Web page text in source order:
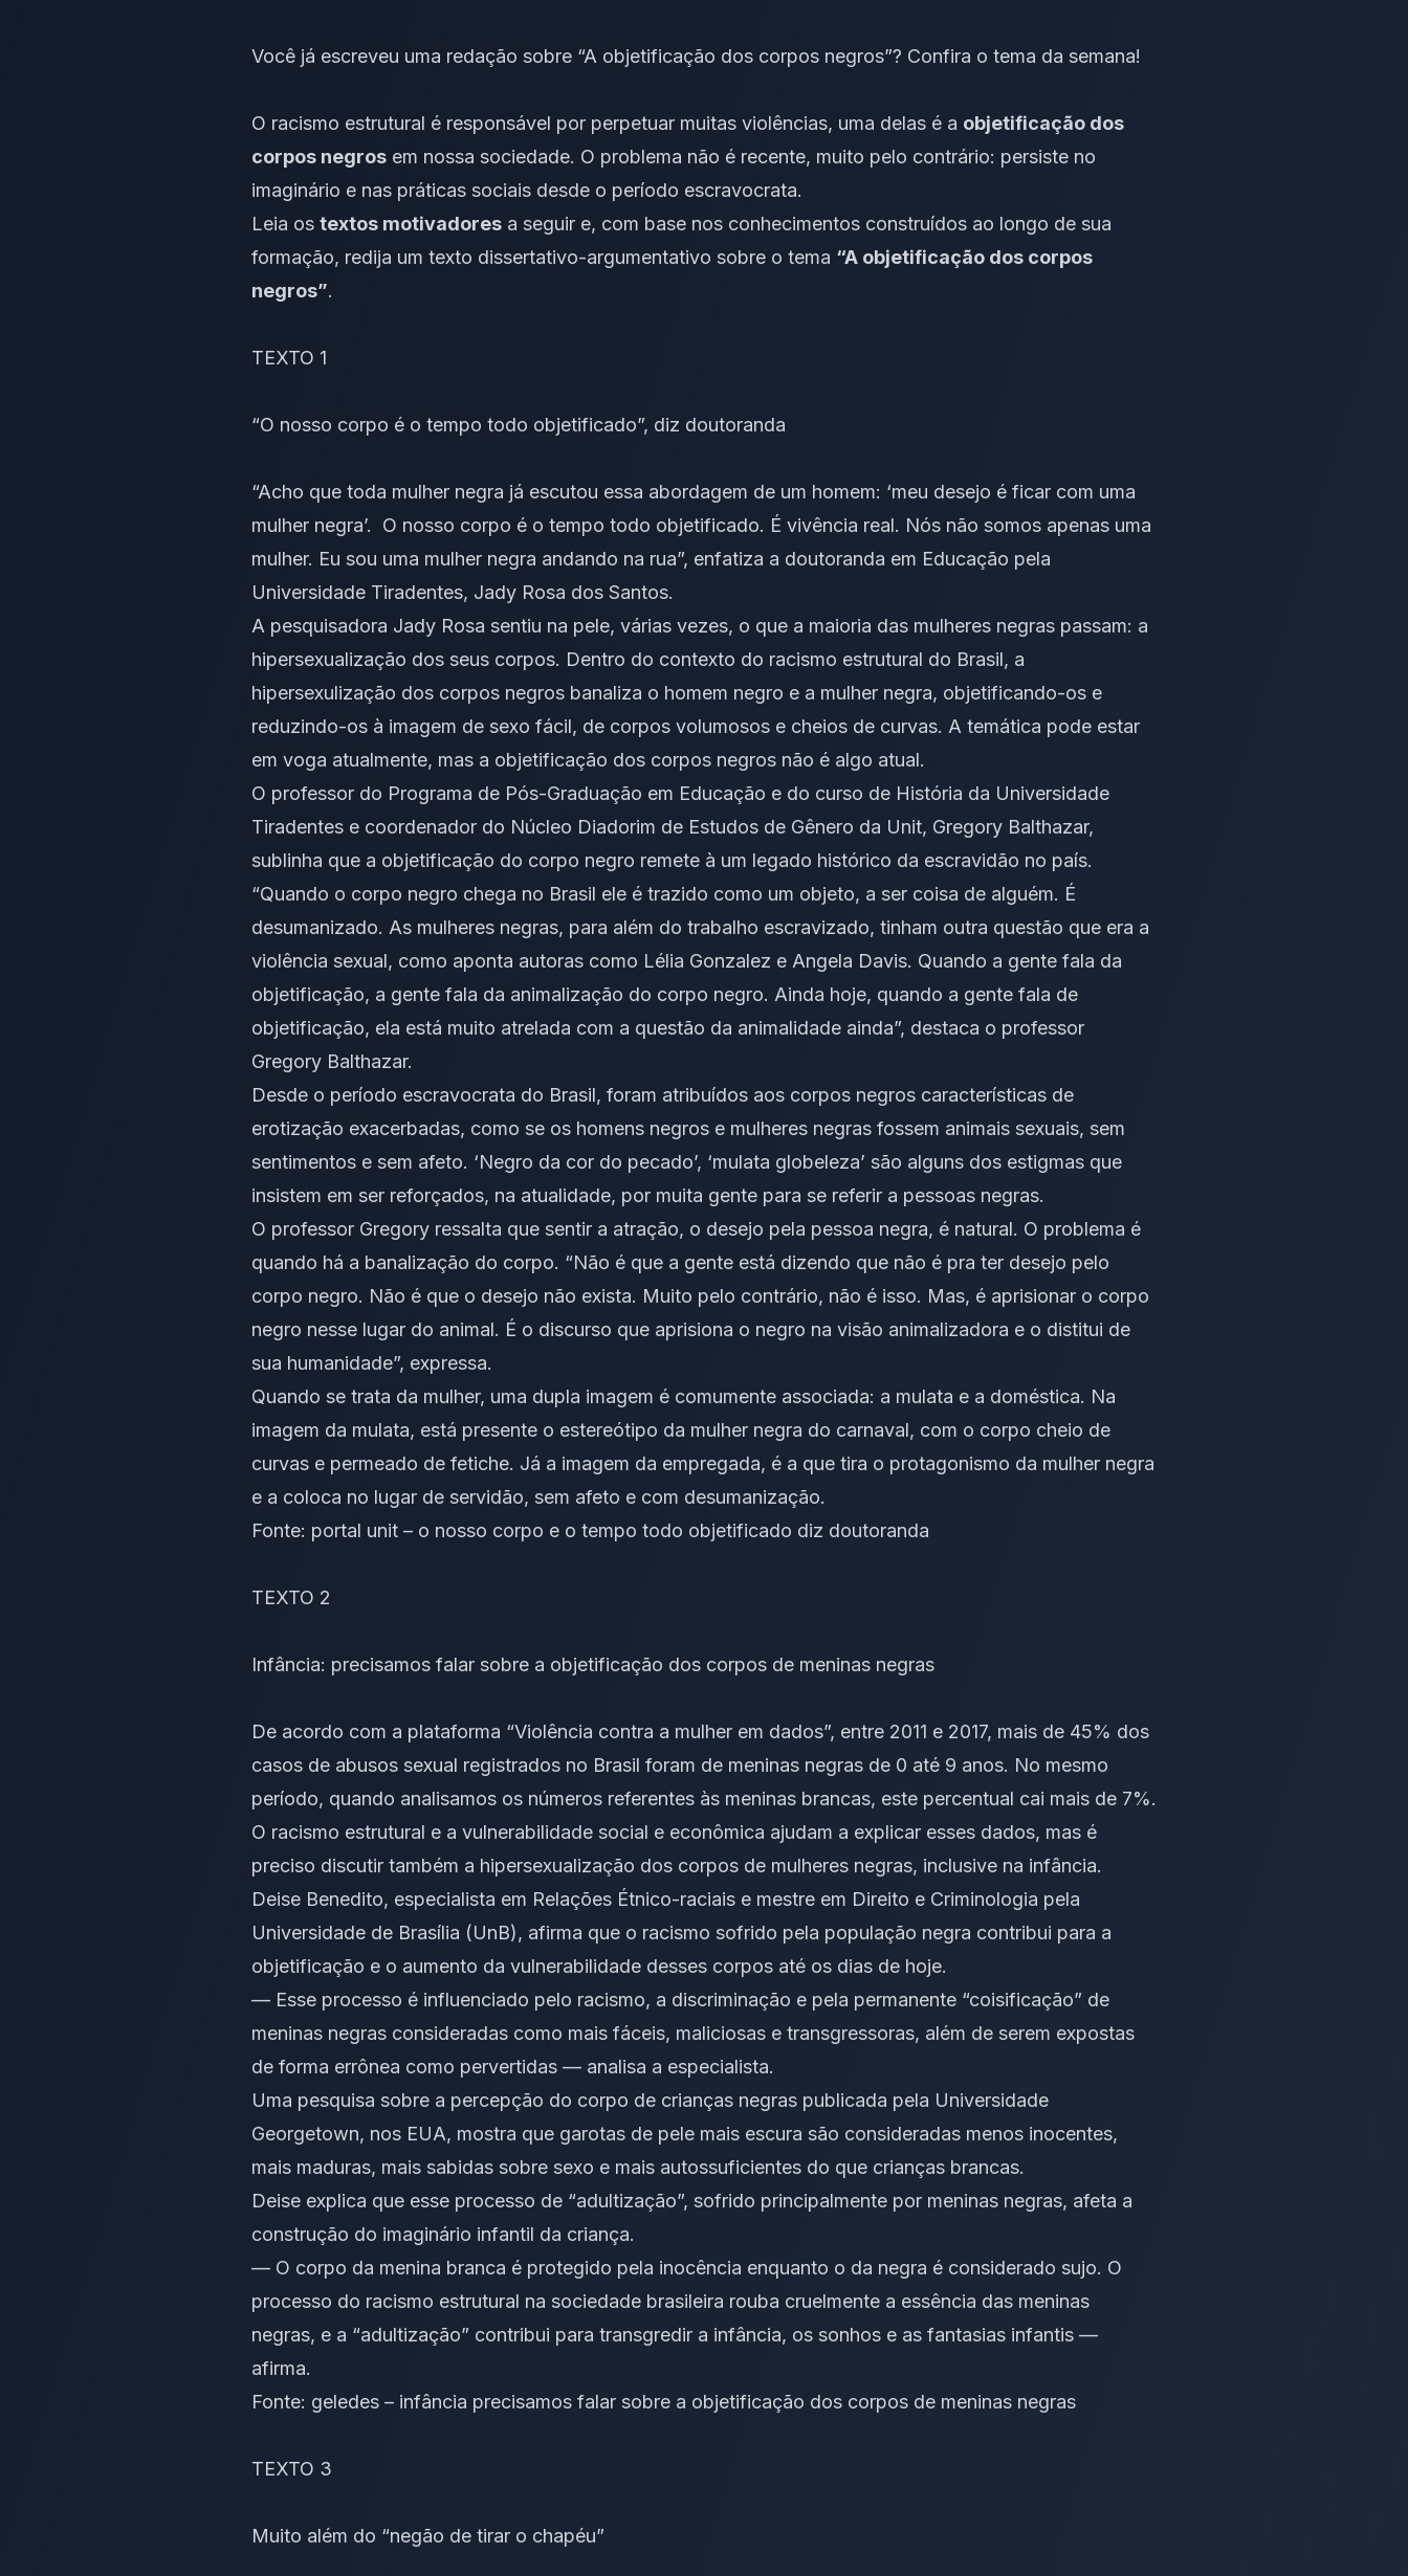
Você já escreveu uma redação sobre “A objetificação dos corpos negros”? Confira o tema da semana!
O racismo estrutural é responsável por perpetuar muitas violências, uma delas é a objetificação dos
corpos negros em nossa sociedade. O problema não é recente, muito pelo contrário: persiste no
imaginário e nas práticas sociais desde o período escravocrata.
Leia os textos motivadores a seguir e, com base nos conhecimentos construídos ao longo de sua
formação, redija um texto dissertativo-argumentativo sobre o tema “A objetificação dos corpos
negros”.
TEXTO 1
“O nosso corpo é o tempo todo objetificado”, diz doutoranda
“Acho que toda mulher negra já escutou essa abordagem de um homem: ‘meu desejo é ficar com uma
mulher negra’. O nosso corpo é o tempo todo objetificado. É vivência real. Nós não somos apenas uma
mulher. Eu sou uma mulher negra andando na rua”, enfatiza a doutoranda em Educação pela
Universidade Tiradentes, Jady Rosa dos Santos.
A pesquisadora Jady Rosa sentiu na pele, várias vezes, o que a maioria das mulheres negras passam: a
hipersexualização dos seus corpos. Dentro do contexto do racismo estrutural do Brasil, a
hipersexulização dos corpos negros banaliza o homem negro e a mulher negra, objetificando-os e
reduzindo-os à imagem de sexo fácil, de corpos volumosos e cheios de curvas. A temática pode estar
em voga atualmente, mas a objetificação dos corpos negros não é algo atual.
O professor do Programa de Pós-Graduação em Educação e do curso de História da Universidade
Tiradentes e coordenador do Núcleo Diadorim de Estudos de Gênero da Unit, Gregory Balthazar,
sublinha que a objetificação do corpo negro remete à um legado histórico da escravidão no país.
“Quando o corpo negro chega no Brasil ele é trazido como um objeto, a ser coisa de alguém. É
desumanizado. As mulheres negras, para além do trabalho escravizado, tinham outra questão que era a
violência sexual, como aponta autoras como Lélia Gonzalez e Angela Davis. Quando a gente fala da
objetificação, a gente fala da animalização do corpo negro. Ainda hoje, quando a gente fala de
objetificação, ela está muito atrelada com a questão da animalidade ainda”, destaca o professor
Gregory Balthazar.
Desde o período escravocrata do Brasil, foram atribuídos aos corpos negros características de
erotização exacerbadas, como se os homens negros e mulheres negras fossem animais sexuais, sem
sentimentos e sem afeto. ‘Negro da cor do pecado’, ‘mulata globeleza’ são alguns dos estigmas que
insistem em ser reforçados, na atualidade, por muita gente para se referir a pessoas negras.
O professor Gregory ressalta que sentir a atração, o desejo pela pessoa negra, é natural. O problema é
quando há a banalização do corpo. “Não é que a gente está dizendo que não é pra ter desejo pelo
corpo negro. Não é que o desejo não exista. Muito pelo contrário, não é isso. Mas, é aprisionar o corpo
negro nesse lugar do animal. É o discurso que aprisiona o negro na visão animalizadora e o distitui de
sua humanidade”, expressa.
Quando se trata da mulher, uma dupla imagem é comumente associada: a mulata e a doméstica. Na
imagem da mulata, está presente o estereótipo da mulher negra do carnaval, com o corpo cheio de
curvas e permeado de fetiche. Já a imagem da empregada, é a que tira o protagonismo da mulher negra
e a coloca no lugar de servidão, sem afeto e com desumanização.
Fonte: portal unit – o nosso corpo e o tempo todo objetificado diz doutoranda
TEXTO 2
Infância: precisamos falar sobre a objetificação dos corpos de meninas negras
De acordo com a plataforma “Violência contra a mulher em dados”, entre 2011 e 2017, mais de 45% dos
casos de abusos sexual registrados no Brasil foram de meninas negras de 0 até 9 anos. No mesmo
período, quando analisamos os números referentes às meninas brancas, este percentual cai mais de 7%.
O racismo estrutural e a vulnerabilidade social e econômica ajudam a explicar esses dados, mas é
preciso discutir também a hipersexualização dos corpos de mulheres negras, inclusive na infância.
Deise Benedito, especialista em Relações Étnico-raciais e mestre em Direito e Criminologia pela
Universidade de Brasília (UnB), afirma que o racismo sofrido pela população negra contribui para a
objetificação e o aumento da vulnerabilidade desses corpos até os dias de hoje.
— Esse processo é influenciado pelo racismo, a discriminação e pela permanente “coisificação” de
meninas negras consideradas como mais fáceis, maliciosas e transgressoras, além de serem expostas
de forma errônea como pervertidas — analisa a especialista.
Uma pesquisa sobre a percepção do corpo de crianças negras publicada pela Universidade
Georgetown, nos EUA, mostra que garotas de pele mais escura são consideradas menos inocentes,
mais maduras, mais sabidas sobre sexo e mais autossuficientes do que crianças brancas.
Deise explica que esse processo de “adultização”, sofrido principalmente por meninas negras, afeta a
construção do imaginário infantil da criança.
— O corpo da menina branca é protegido pela inocência enquanto o da negra é considerado sujo. O
processo do racismo estrutural na sociedade brasileira rouba cruelmente a essência das meninas
negras, e a “adultização” contribui para transgredir a infância, os sonhos e as fantasias infantis —
afirma.
Fonte: geledes – infância precisamos falar sobre a objetificação dos corpos de meninas negras
TEXTO 3
Muito além do “negão de tirar o chapéu”